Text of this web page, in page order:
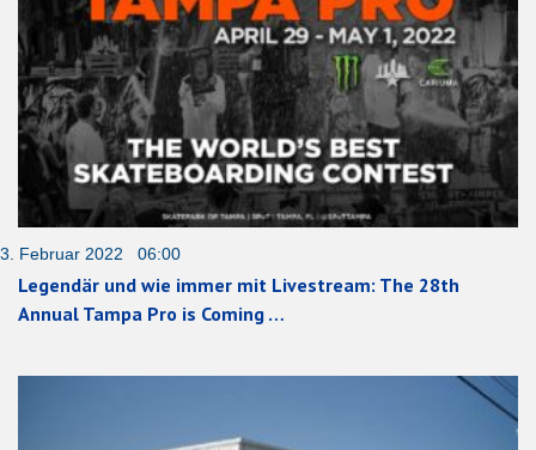
3. Februar 2022 06:00
Legendär und wie immer mit Livestream: The 28th
Annual Tampa Pro is Coming …